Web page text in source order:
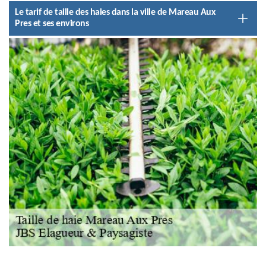
Le tarif de taille des haies dans la ville de Mareau Aux
Pres et ses environs